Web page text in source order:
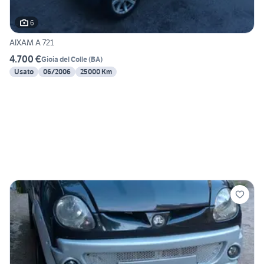
6
AIXAM A 721
4.700 €Gioia del Colle(BA)
Usato
06/2006 25000 Km